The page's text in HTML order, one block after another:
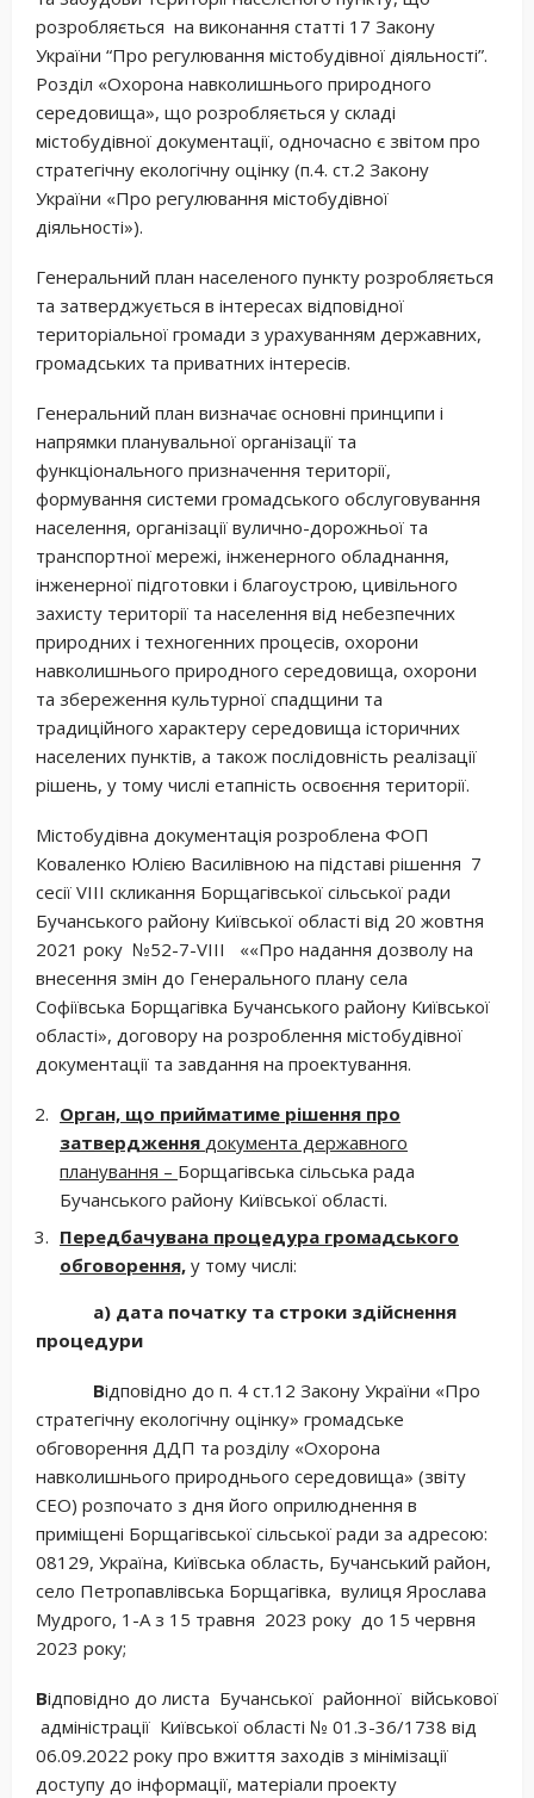
розробляється на виконання статті 17 Закону
України “Про регулювання містобудівної діяльності”.
Розділ «Охорона навколишнього природного
середовища», що розробляється у складі
містобудівної документації, одночасно є звітом про
стратегічну екологічну оцінку (п.4. ст.2 Закону
України «Про регулювання містобудівної
діяльності»).
Генеральний план населеного пункту розробляється
та затверджується в інтересах відповідної
територіальної громади з урахуванням державних,
громадських та приватних інтересів.
Генеральний план визначає основні принципи і
напрямки планувальної організації та
функціонального призначення території,
формування системи громадського обслуговування
населення, організації вулично-дорожньої та
транспортної мережі, інженерного обладнання,
інженерної підготовки і благоустрою, цивільного
захисту території та населення від небезпечних
природних і техногенних процесів, охорони
навколишнього природного середовища, охорони
та збереження культурної спадщини та
традиційного характеру середовища історичних
населених пунктів, а також послідовність реалізації
рішень, у тому числі етапність освоєння території.
Містобудівна документація розроблена ФОП
Коваленко Юлією Василівною на підставі рішення 7
сесії VIII скликання Борщагівської сільської ради
Бучанського району Київської області від 20 жовтня
2021 року №52-7-VIII ««Про надання дозволу на
внесення змін до Генерального плану села
Софіївська Борщагівка Бучанського району Київської
області», договору на розроблення містобудівної
документації та завдання на проектування.
Орган, що прийматиме рішення про
затвердження документа державного
планування – Борщагівська сільська рада
Бучанського району Київської області.
Передбачувана процедура громадського
обговорення, у тому числі:
а) дата початку та строки здійснення
процедури
Відповідно до п. 4 ст.12 Закону України «Про
стратегічну екологічну оцінку» громадське
обговорення ДДП та розділу «Охорона
навколишнього природнього середовища» (звіту
СЕО) розпочато з дня його оприлюднення в
приміщені Борщагівської сільської ради за адресою:
08129, Україна, Київська область, Бучанський район,
село Петропавлівська Борщагівка, вулиця Ярослава
Мудрого, 1-А з 15 травня 2023 року до 15 червня
2023 року;
Відповідно до листа Бучанської районної військової
адміністрації Київської області № 01.3-36/1738 від
06.09.2022 року про вжиття заходів з мінімізації
доступу до інформації, матеріали проекту